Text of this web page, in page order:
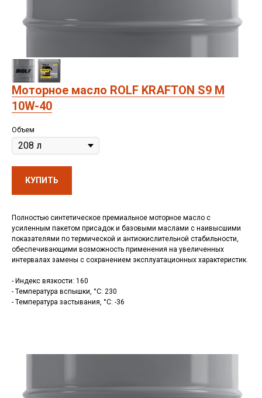
Моторное масло ROLF KRAFTON S9 M
10W-40
Объем
КУПИТЬ
Полностью синтетическое премиальное моторное масло с
усиленным пакетом присадок и базовыми маслами с наивысшими
показателями по термической и антиокислительной стабильности,
обеспечивающими возможность применения на увеличенных
интервалах замены с сохранением эксплуатационных характеристик.
- Индекс вязкости: 160
- Температура вспышки, °C: 230
- Температура застывания, °C: -36